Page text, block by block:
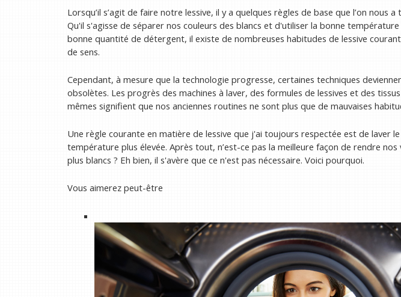
Lorsqu’il s’agit de faire notre lessive, il y a quelques règles de base que l’on nous
Qu'il s'agisse de séparer nos couleurs des blancs et d'utiliser la bonne
bonne quantité de détergent, il existe de nombreuses habitudes de lessive
de sens.
Cependant, à mesure que la technologie progresse, certaines techniques
obsolètes. Les progrès des machines à laver, des formules de lessives et des
mêmes signifient que nos anciennes routines ne sont plus que de mauvaises
Une règle courante en matière de lessive que j'ai toujours respectée est de laver le
température plus élevée. Après tout, n’est-ce pas la meilleure façon de rendre nos
plus blancs ? Eh bien, il s'avère que ce n'est pas nécessaire. Voici pourquoi.
Vous aimerez peut-être